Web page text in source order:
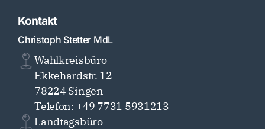
Kontakt
Christoph Stetter MdL
Wahlkreisbüro
Ekkehardstr. 12
78224 Singen
Telefon: +49 7731 5931213
Landtagsbüro